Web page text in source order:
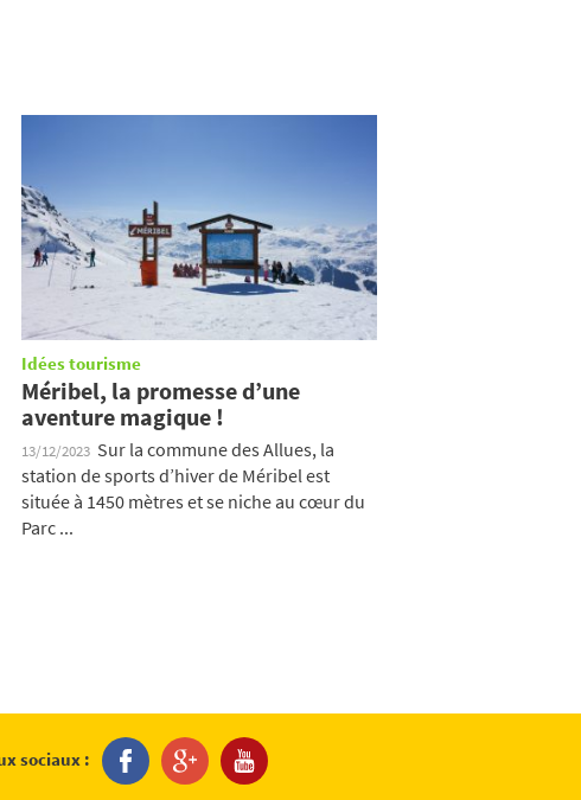
Idées tourisme
Méribel, la promesse d’une
aventure magique !
13/12/2023 Sur la commune des Allues, la
station de sports d’hiver de Méribel est
située à 1450 mètres et se niche au cœur du
Parc ...
sociaux :